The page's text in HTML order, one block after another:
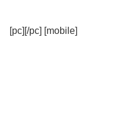
[pc][/pc] [mobile]